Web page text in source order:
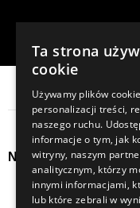
©
Najpopularniejsze
opieka e-commerce
Ta strona
cookie
Używamy plików
personalizacji treści,
naszego ruchu.
informacje o tym, jak
witryny, naszym
analitycznym, którzy
innymi informacjami,
lub które zebrali w